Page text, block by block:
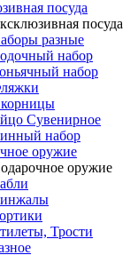
посуда
посуда
разные
набор
набор
Сувенирное
набор
оружие
оружие
Трости